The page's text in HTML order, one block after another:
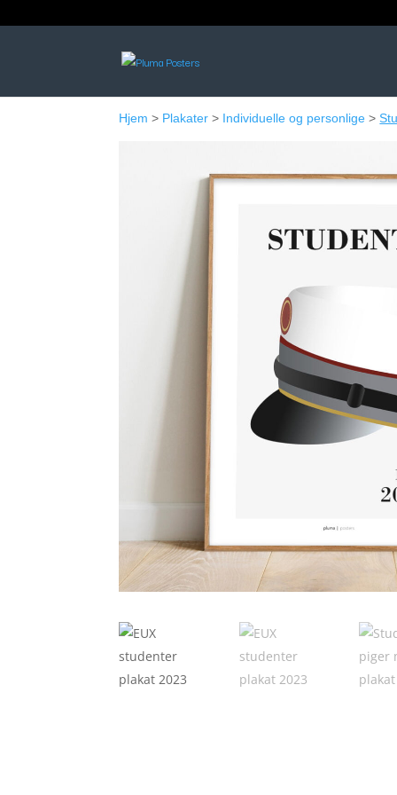
Hjem > Plakater > Individuelle og personlige >